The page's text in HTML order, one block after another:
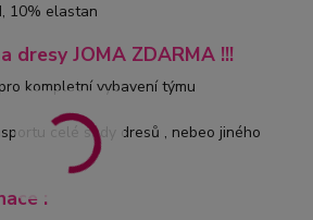
10% elastan
dresy JOMA ZDARMA !!!
kompletní vybavení týmu
celé sady dresů , nebeo jiného
: